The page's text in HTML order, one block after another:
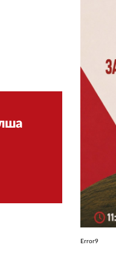
Error9